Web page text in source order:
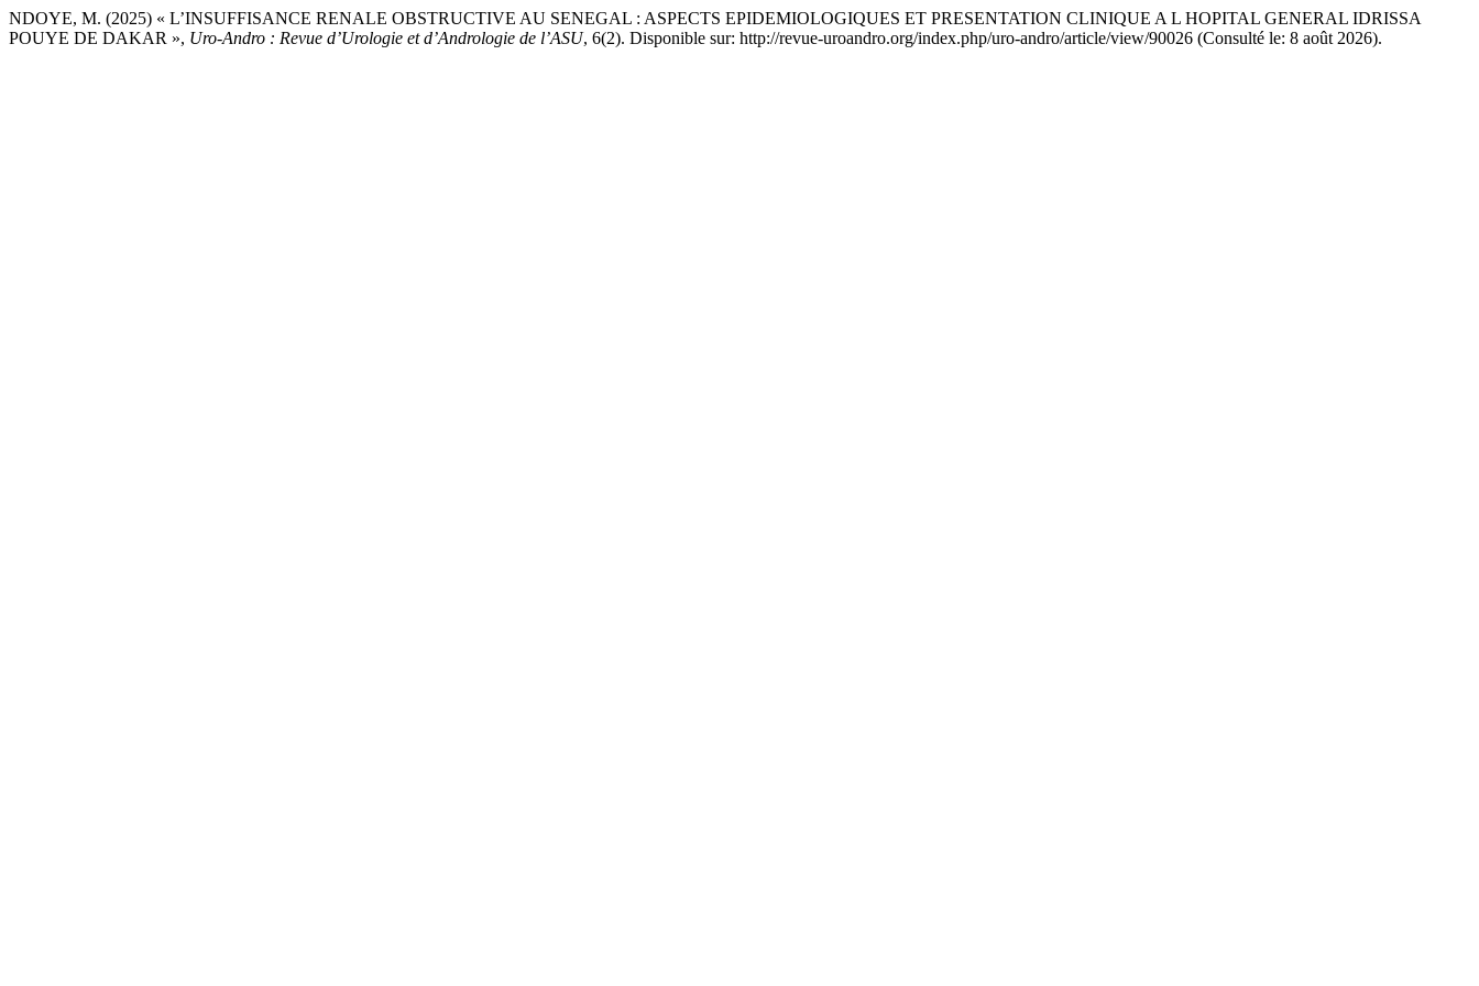
NDOYE, M. (2025) « L’INSUFFISANCE RENALE OBSTRUCTIVE AU SENEGAL : ASPECTS EPIDEMIOLOGIQUES ET PRESENTATION CLINIQUE A L HOPITAL GENERAL IDRISSA
POUYE DE DAKAR », Uro-Andro : Revue d’Urologie et d’Andrologie de l’ASU, 6(2). Disponible sur: http://revue-uroandro.org/index.php/uro-andro/article/view/90026 (Consulté le: 8 août 2026).